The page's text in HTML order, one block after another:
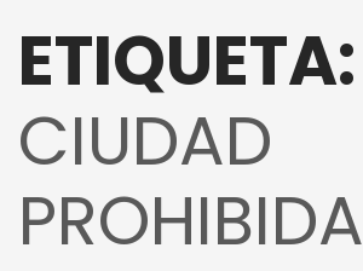
ETIQUETA:
CIUDAD
PROHIBIDA